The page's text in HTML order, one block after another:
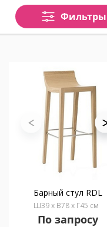
Фильтры
Барный стул RDL
Ш39 x В78 x Г45 см
По запросу